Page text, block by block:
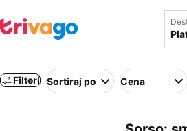
Filteri Sortiraj po Cena